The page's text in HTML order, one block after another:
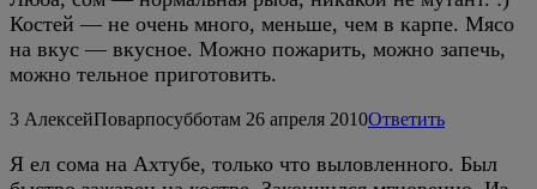
Костей — не очень много, меньше, чем в карпе. Мясо
на вкус — вкусное. Можно пожарить, можно запечь,
можно тельное приготовить.
3 АлексейПоварпосубботам 26 апреля 2010Ответить
Я ел сома на Ахтубе, только что выловленного. Был